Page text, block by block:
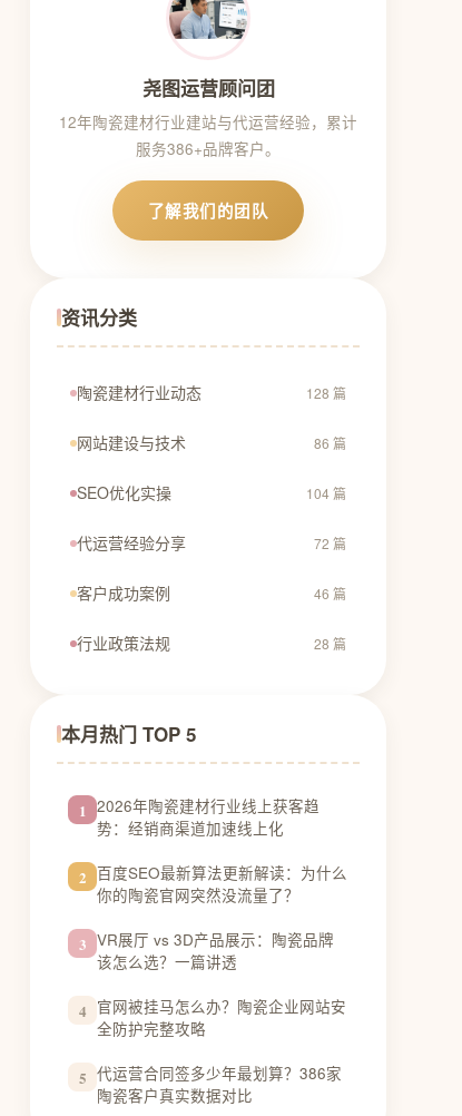
尧图运营顾问团
12年陶瓷建材行业建站与代运营经验，累计
服务386+品牌客户。
了解我们的团队
资讯分类
陶瓷建材行业动态 128 篇
网站建设与技术 86 篇
SEO优化实操 104 篇
代运营经验分享 72 篇
客户成功案例 46 篇
行业政策法规 28 篇
本月热门 TOP 5
1 2026年陶瓷建材行业线上获客趋
势：经销商渠道加速线上化
2 百度SEO最新算法更新解读：为什么
你的陶瓷官网突然没流量了？
3 VR展厅 vs 3D产品展示：陶瓷品牌
该怎么选？一篇讲透
4 官网被挂马怎么办？陶瓷企业网站安
全防护完整攻略
5 代运营合同签多少年最划算？386家
陶瓷客户真实数据对比